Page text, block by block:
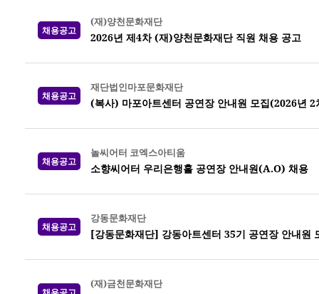
채용공고
(재)양천문화재단
2026년 제4차 (재)양천문화재단 직원 채용 공고
채용공고
재단법인마포문화재단
(복사) 마포아트센터 공연장 안내원 모집(2026년 2
채용공고
놀씨어터 코엑스아티움
소향씨어터 우리은행홀 공연장 안내원(A.O) 채용
채용공고
강동문화재단
[강동문화재단] 강동아트센터 35기 공연장 안내원
(재)금천문화재단